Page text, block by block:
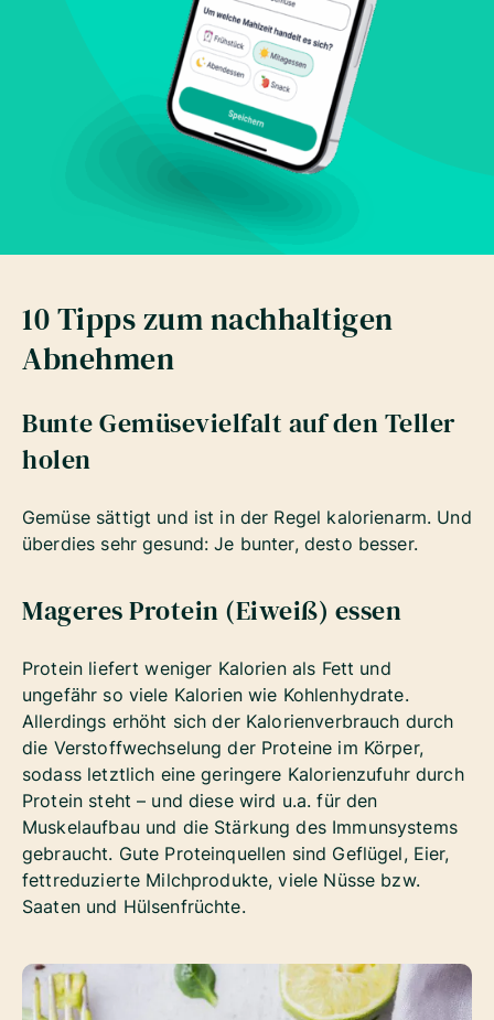
10 Tipps zum nachhaltigen
Abnehmen
Bunte Gemüsevielfalt auf den Teller
holen
Gemüse sättigt und ist in der Regel kalorienarm. Und
überdies sehr gesund: Je bunter, desto besser.
Mageres Protein (Eiweiß) essen
Protein liefert weniger Kalorien als Fett und
ungefähr so viele Kalorien wie Kohlenhydrate.
Allerdings erhöht sich der Kalorienverbrauch durch
die Verstoffwechselung der Proteine im Körper,
sodass letztlich eine geringere Kalorienzufuhr durch
Protein steht – und diese wird u.a. für den
Muskelaufbau und die Stärkung des Immunsystems
gebraucht. Gute Proteinquellen sind Geflügel, Eier,
fettreduzierte Milchprodukte, viele Nüsse bzw.
Saaten und Hülsenfrüchte.